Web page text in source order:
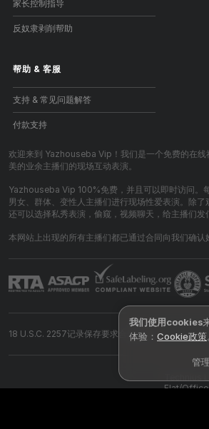
家长控制指导
反奴隶剥削帮助
帮助 &客服
支持 & 常见问题解答
付款支持
欢迎来到 Yazhouseba Vip！我们是一个免费的在线
美的业余主播们的现场互动表演。
Yazhouseba Vip 100%免费，并且可以即时访问。
男女、群体、变性人主播们进行现场性爱表演。除了
还可以选择私秀表演，偷窥，视频聊天，给主播们发
本网站上出现的所有主播们都已通过合同向我们确认
18 U.S.C. 2257记录保存要求合规声明
我们使用cookies
体验： Cookie政策
管理